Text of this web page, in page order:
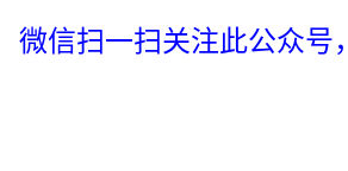
微信扫一扫关注此公众号，